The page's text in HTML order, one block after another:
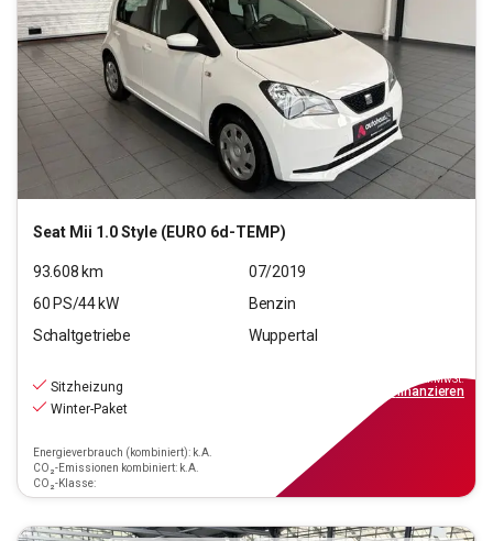
Seat Mii 1.0 Style (EURO 6d-TEMP)
93.608 km
07/2019
60 PS/44kW
Benzin
Schaltgetriebe
Wuppertal
Sitzheizung
Winter-Paket
Energieverbrauch (kombiniert): k.A.
CO₂-Emissionen kombiniert: k.A.
CO₂-Klasse:
inkl.MwSt.
finanzieren